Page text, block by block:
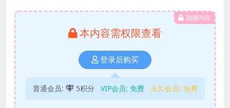
隐藏内容
本内容需权限查看
登录后购买
普通会员: 5积分 VIP会员: 免费 永久会员: 免费